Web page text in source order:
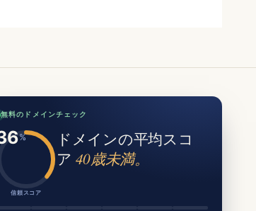
無料のドメインチェック
信頼スコア
ドメインの平均スコ
ア 40歳未満。